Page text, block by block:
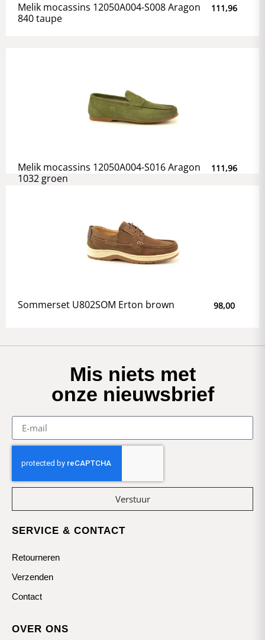
Melik mocassins 12050A004-S008 Aragon
840 taupe
111,96
Melik mocassins 12050A004-S016 Aragon
1032 groen
111,96
Sommerset U802SOM Erton brown 98,00
Mis niets met
onze nieuwsbrief
Verstuur
SERVICE & CONTACT
Retourneren
Verzenden
Contact
OVER ONS